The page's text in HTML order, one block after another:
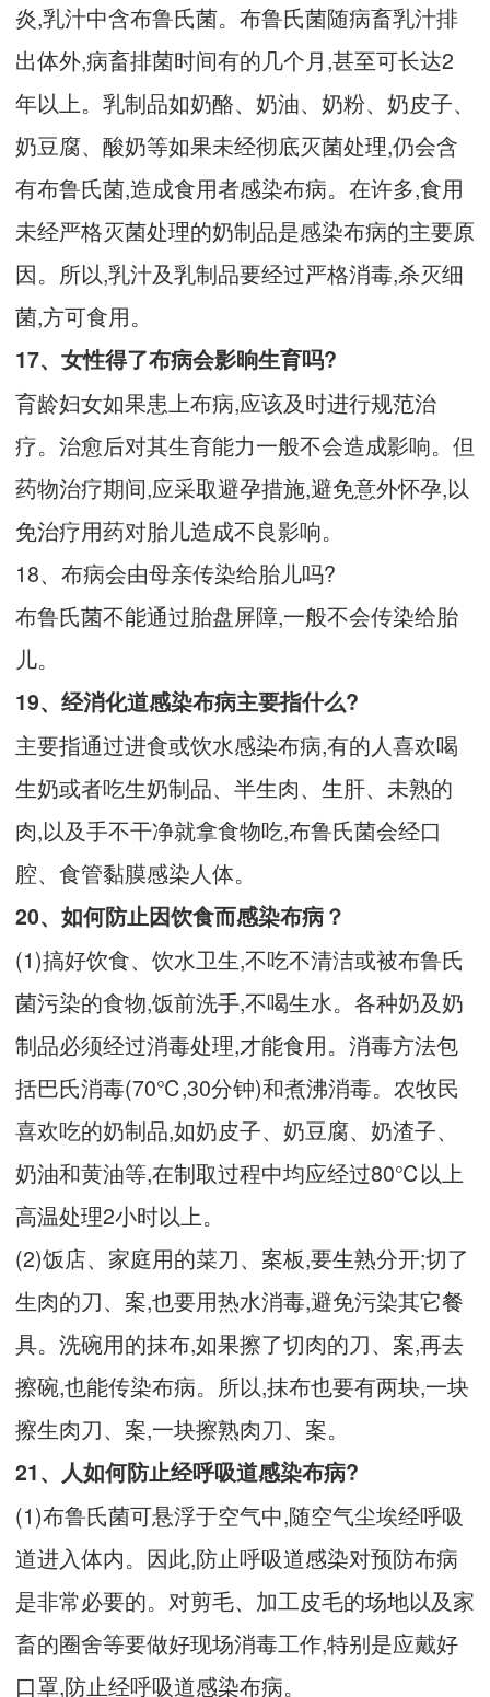
炎,乳汁中含布鲁氏菌。布鲁氏菌随病畜乳汁排
出体外,病畜排菌时间有的几个月,甚至可长达2
年以上。乳制品如奶酪、奶油、奶粉、奶皮子、
奶豆腐、酸奶等如果未经彻底灭菌处理,仍会含
有布鲁氏菌,造成食用者感染布病。在许多,食用
未经严格灭菌处理的奶制品是感染布病的主要原
因。所以,乳汁及乳制品要经过严格消毒,杀灭细
菌,方可食用。
17、女性得了布病会影晌生育吗?
育龄妇女如果患上布病,应该及时进行规范治
疗。治愈后对其生育能力一般不会造成影响。但
药物治疗期间,应采取避孕措施,避免意外怀孕,以
免治疗用药对胎儿造成不良影响。
18、布病会由母亲传染给胎儿吗?
布鲁氏菌不能通过胎盘屏障,一般不会传染给胎
儿。
19、经消化道感染布病主要指什么?
主要指通过进食或饮水感染布病,有的人喜欢喝
生奶或者吃生奶制品、半生肉、生肝、未熟的
肉,以及手不干净就拿食物吃,布鲁氏菌会经口
腔、食管黏膜感染人体。
20、如何防止因饮食而感染布病？
(1)搞好饮食、饮水卫生,不吃不清洁或被布鲁氏
菌污染的食物,饭前洗手,不喝生水。各种奶及奶
制品必须经过消毒处理,才能食用。消毒方法包
括巴氏消毒(70℃,30分钟)和煮沸消毒。农牧民
喜欢吃的奶制品,如奶皮子、奶豆腐、奶渣子、
奶油和黄油等,在制取过程中均应经过80℃以上
高温处理2小时以上。
(2)饭店、家庭用的菜刀、案板,要生熟分开;切了
生肉的刀、案,也要用热水消毒,避免污染其它餐
具。洗碗用的抹布,如果擦了切肉的刀、案,再去
擦碗,也能传染布病。所以,抹布也要有两块,一块
擦生肉刀、案,一块擦熟肉刀、案。
21、人如何防止经呼吸道感染布病?
(1)布鲁氏菌可悬浮于空气中,随空气尘埃经呼吸
道进入体内。因此,防止呼吸道感染对预防布病
是非常必要的。对剪毛、加工皮毛的场地以及家
畜的圈舍等要做好现场消毒工作,特别是应戴好
口罩,防止经呼吸道感染布病。